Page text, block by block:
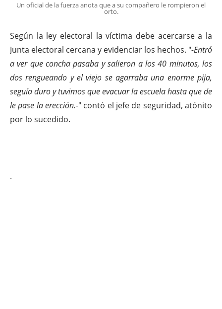
Un oficial de la fuerza anota que a su compañero le rompieron el
orto.
Según la ley electoral la víctima debe acercarse a la
Junta electoral cercana y evidenciar los hechos. "-Entró
a ver que concha pasaba y salieron a los 40 minutos, los
dos rengueando y el viejo se agarraba una enorme pija,
seguía duro y tuvimos que evacuar la escuela hasta que de
le pase la erección.-" contó el jefe de seguridad, atónito
por lo sucedido.
.